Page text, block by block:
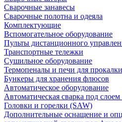
Сварочные занавесы
Сварочные полотна и одеяла
Комплектующие
Вспомогательное оборудование
Пульты дистанционного
Транспортные тележки
Сушильное оборудование
Термопеналы и печи для
Бункеры для хранения флюсов
Автоматическое оборудование
Автоматическая сварка под
Головки и горелки (SAW)
Дополнительные оснащение и